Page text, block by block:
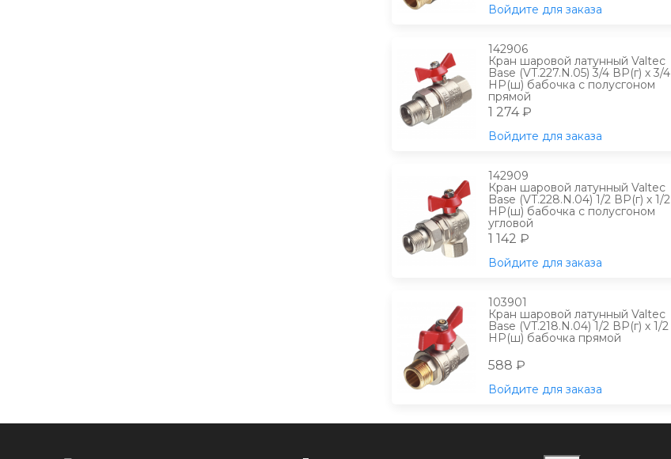
Войдите для заказа
142906
Кран шаровой латунный Valtec
Base (VT.227.N.05) 3/4 ВР(г) х 3/4
НР(ш) бабочка с полусгоном
прямой
1 274 ₽
Войдите для заказа
142909
Кран шаровой латунный Valtec
Base (VT.228.N.04) 1/2 ВР(г) х 1/2
НР(ш) бабочка с полусгоном
угловой
1 142 ₽
Войдите для заказа
103901
Кран шаровой латунный Valtec
Base (VT.218.N.04) 1/2 ВР(г) х 1/2
НР(ш) бабочка прямой
588 ₽
Войдите для заказа